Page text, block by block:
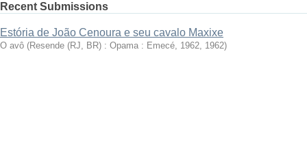
Recent Submissions
Estória de João Cenoura e seu cavalo Maxixe
O avô (Resende (RJ, BR) : Opama : Emecé, 1962, 1962)